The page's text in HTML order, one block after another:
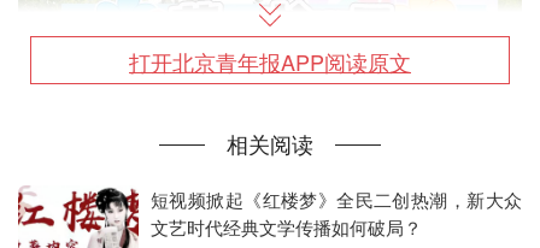
打开北京青年报APP阅读原文
相关阅读
短视频掀起《红楼梦》全民二创热潮，新大众
文艺时代经典文学传播如何破局？